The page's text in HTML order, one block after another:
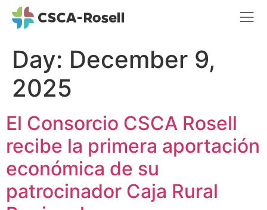
Day: December 9,
2025
El Consorcio CSCA Rosell
recibe la primera aportación
económica de su
patrocinador Caja Rural